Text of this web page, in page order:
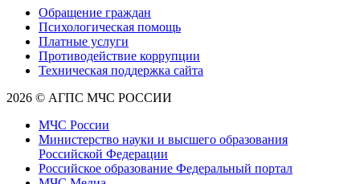
Обращение граждан
Психологическая помощь
Платные услуги
Противодействие коррупции
Техническая поддержка сайта
2026 © АГПС МЧС РОССИИ
МЧС России
Министерство науки и высшего образования
Российской Федерации
Российское образование Федеральный портал